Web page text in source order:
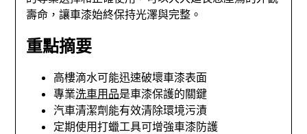
壽命，讓車漆始終保持光澤與完整。
重點摘要
高樓滴水可能迅速破壞車漆表面
專業洗車用品是車漆保護的關鍵
汽車清潔劑能有效清除環境污漬
定期使用打蠟工具可增強車漆防護